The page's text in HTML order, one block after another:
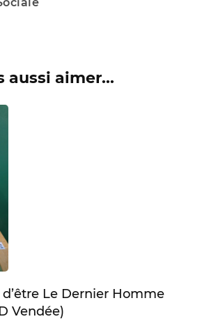
aussi aimer...
Le Dernier Homme
Vendée)